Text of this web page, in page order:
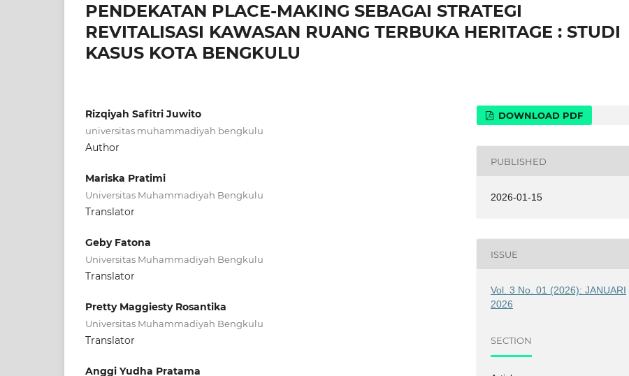
PENDEKATAN PLACE-MAKING SEBAGAI STRATEGI
REVITALISASI KAWASAN RUANG TERBUKA HERITAGE : STUDI
KASUS KOTA BENGKULU
Rizqiyah Safitri Juwito
universitas muhammadiyah bengkulu
Author
Mariska Pratimi
Universitas Muhammadiyah Bengkulu
Translator
Geby Fatona
Universitas Muhammadiyah Bengkulu
Translator
Pretty Maggiesty Rosantika
Universitas Muhammadiyah Bengkulu
Translator
Anggi Yudha Pratama
DOWNLOAD PDF
PUBLISHED
2026-01-15
ISSUE
Vol. 3 No. 01 (2026): JANUARI
2026
SECTION